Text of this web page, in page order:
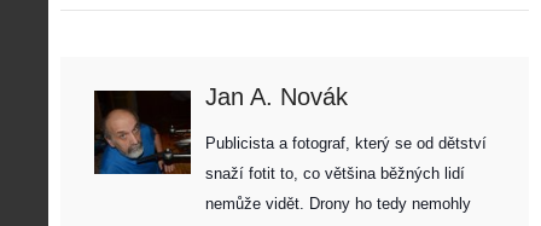
Jan A. Novák
Publicista a fotograf, který se od dětství
snaží fotit to, co většina běžných lidí
nemůže vidět. Drony ho tedy nemohly